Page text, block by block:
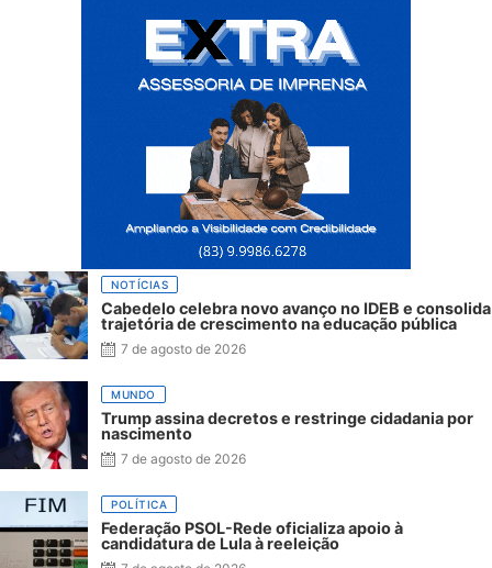
NOTÍCIAS
Cabedelo celebra novo avanço no IDEB e consolida
trajetória de crescimento na educação pública
7 de agosto de 2026
MUNDO
Trump assina decretos e restringe cidadania por
nascimento
7 de agosto de 2026
POLÍTICA
Federação PSOL-Rede oficializa apoio à
candidatura de Lula à reeleição